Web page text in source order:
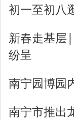
初一至初八
新春走基层
纷呈
南宁园博园
南宁市推出